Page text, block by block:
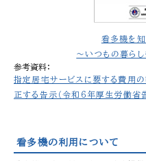
看多機を知
〜いつもの暮ら
参考資料：
指定居宅サービスに要する費用
正する告示（令和6年厚生労働省
看多機の利用について